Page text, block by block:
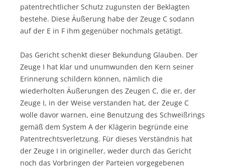
patentrechtlicher Schutz zugunsten der Beklagten
bestehe. Diese Äußerung habe der Zeuge C sodann
auf der E in F ihm gegenüber nochmals getätigt.
Das Gericht schenkt dieser Bekundung Glauben. Der
Zeuge I hat klar und unumwunden den Kern seiner
Erinnerung schildern können, nämlich die
wiederholten Äußerungen des Zeugen C, die er, der
Zeuge I, in der Weise verstanden hat, der Zeuge C
wolle davor warnen, eine Benutzung des Schweißrings
gemäß dem System A der Klägerin begründe eine
Patentrechtsverletzung. Für dieses Verständnis hat
der Zeuge I in origineller, weder durch das Gericht
noch das Vorbringen der Parteien vorgegebenen